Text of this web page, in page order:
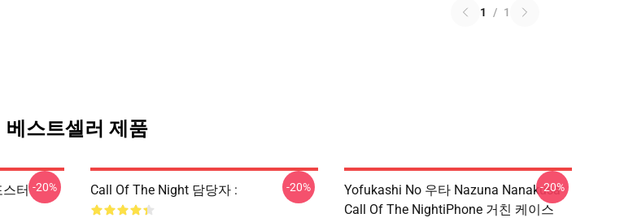
1 / 1
베스트셀러 제품
스터 -20% Call Of The Night 담당자 : -20%
Yofukashi No 우타 Nazuna Nanakusa
Call Of The NightiPhone 거친 케이스
-20%